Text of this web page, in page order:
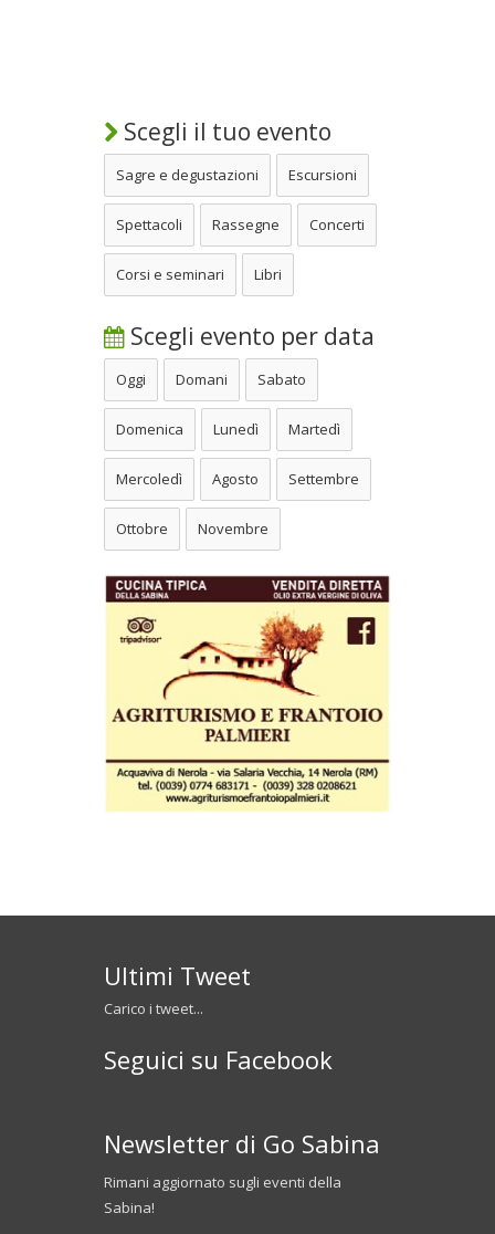
Scegli il tuo evento
Sagre e degustazioni Escursioni
Spettacoli Rassegne Concerti
Corsi e seminari Libri
Scegli evento per data
Oggi Domani Sabato
Domenica Lunedì Martedì
Mercoledì Agosto Settembre
Ottobre Novembre
Ultimi Tweet
Carico i tweet...
Seguici su Facebook
Newsletter di Go Sabina
Rimani aggiornato sugli eventi della
Sabina!